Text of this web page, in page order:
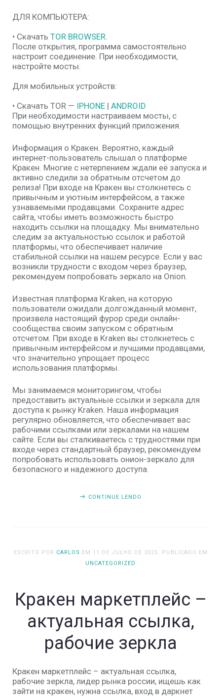
ДЛЯ КОМПЬЮТЕРА:
• Скачать TOR BROWSER.
После открытия, программа самостоятельно
настроит соединение. При необходимости,
настройте мосты.
Для мобильных устройств:
• Скачать TOR — IPHONE | ANDROID
При необходимости настраиваем мосты, с
помощью внутренних функций приложения.
Информация о Кракен. Вероятно, каждый
интернет-пользователь слышал о платформе
Кракен. Многие с нетерпением ждали её запуска и
активно следили за обратным отсчетом до
релиза! При входе на Кракен вы столкнетесь с
привычным и уютным интерфейсом, а также
узнаваемыми продавцами. Сохраните адрес
сайта, чтобы иметь возможность быстро
находить ссылки на площадку. Мы внимательно
следим за актуальностью ссылок и работой
платформы, что обеспечивает наличие
стабильной ссылки на нашем ресурсе. Если у вас
возникли трудности с входом через браузер,
рекомендуем попробовать зеркало на Onion.
Известная платформа Kraken, на которую
пользователи ожидали долгожданный момент,
произвела настоящий фурор среди онлайн-
сообщества своим запуском с обратным
отсчетом. При входе в Kraken вы столкнетесь с
привычным интерфейсом и лучшими продавцами,
что значительно упрощает процесс
использования платформы.
Мы занимаемся мониторингом, чтобы
предоставить актуальные ссылки и зеркала для
доступа к рынку Kraken. Наша информация
регулярно обновляется, что обеспечивает вас
рабочими ссылками или зеркалами на нашем
сайте. Если вы сталкиваетесь с трудностями при
входе через стандартный браузер, рекомендуем
попробовать использовать онион-зеркало для
безопасного и надежного доступа.
CONTINUE LENDO
ESCRITO POR CARLOS EM 11 DE JULHO DE 2025. PUBLICADO EM
UNCATEGORIZED
Кракен маркетплейс –
актуальная ссылка,
рабочие зеркла
Кракен маркетплейс – актуальная ссылка,
рабочие зеркла, лидер рынка россии, ищешь как
зайти на кракен, нужна ссылка, вход в даркнет